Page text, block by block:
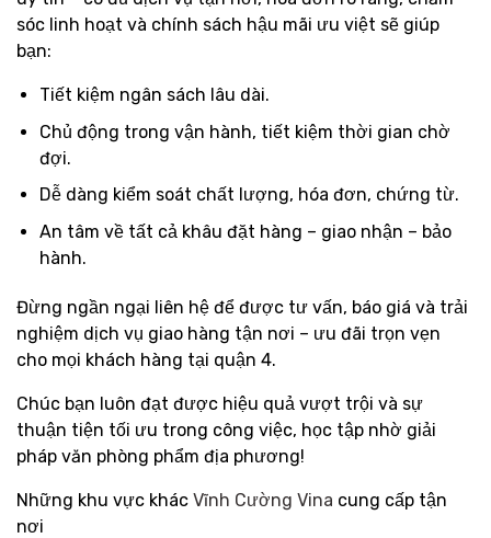
sóc linh hoạt và chính sách hậu mãi ưu việt sẽ giúp
bạn:
Tiết kiệm ngân sách lâu dài.
Chủ động trong vận hành, tiết kiệm thời gian chờ
đợi.
Dễ dàng kiểm soát chất lượng, hóa đơn, chứng từ.
An tâm về tất cả khâu đặt hàng – giao nhận – bảo
hành.
Đừng ngần ngại liên hệ để được tư vấn, báo giá và trải
nghiệm dịch vụ giao hàng tận nơi – ưu đãi trọn vẹn
cho mọi khách hàng tại quận 4.
Chúc bạn luôn đạt được hiệu quả vượt trội và sự
thuận tiện tối ưu trong công việc, học tập nhờ giải
pháp văn phòng phẩm địa phương!
Những khu vực khác Vĩnh Cường Vina cung cấp tận
nơi